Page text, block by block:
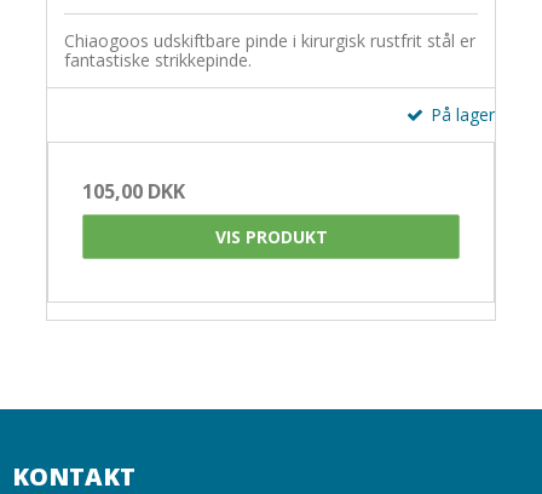
Chiaogoos udskiftbare pinde i kirurgisk rustfrit stål er
fantastiske strikkepinde.
På lager
105,00 DKK
VIS PRODUKT
KONTAKT